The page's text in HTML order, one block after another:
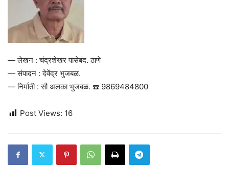
— लेखन : चंद्रशेखर पासेबंद. ठाणे
— संपादन : देवेंद्र भुजबळ.
— निर्माती : सौ अलका भुजबळ. ☎️ 9869484800
Post Views: 16